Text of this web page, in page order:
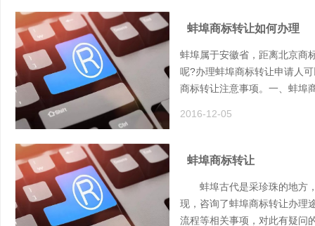
蚌埠商标转让如何办理
蚌埠属于安徽省，距离北京商
呢?办理蚌埠商标转让申请人
商标转让注意事项。一、蚌埠
2016-12-05
蚌埠商标转让
蚌埠古代是采珍珠的地方，
现，咨询了蚌埠商标转让办理
流程等相关事项，对此有疑